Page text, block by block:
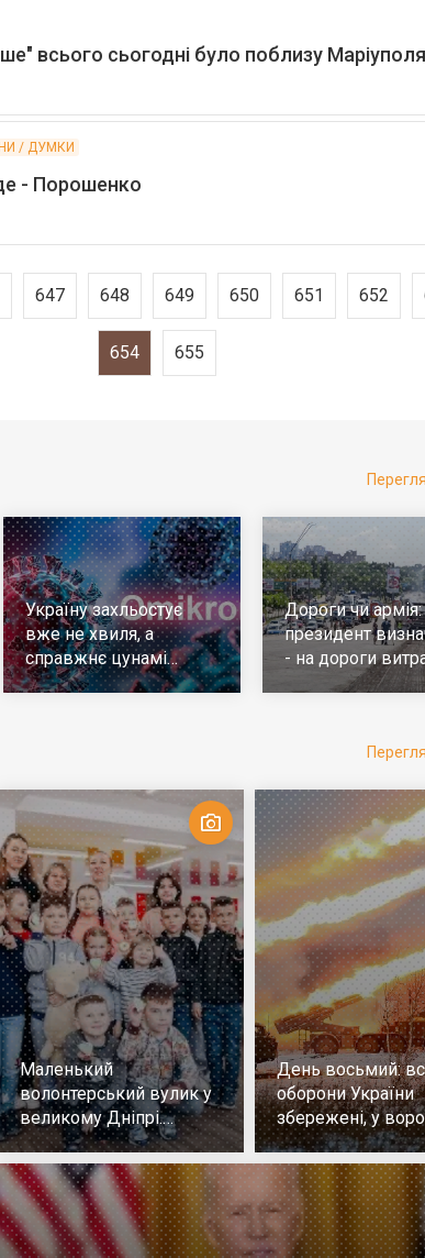
всього сьогодні було поблизу Маріуполя
/ ДУМКИ
- Порошенко
647 648 649 650 651 652
654 655
Україну захльостує
вже не хвиля, а
справжнє цунамі
ковіда. Що робити
Дороги чи армія:
президент
- на дороги
у 10 разів
Маленький
волонтерський вулик у
великому Дніпрі.
Репортаж
День восьмий: всі
оборони України
збережені, у
немає успіху